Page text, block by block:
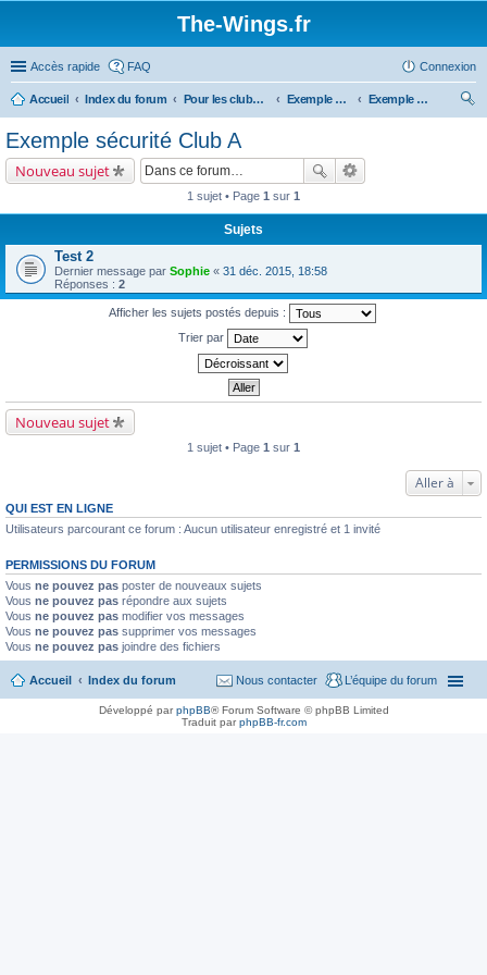
The-Wings.fr
Accès rapide FAQ Connexion
Accueil Index du forum Pour les clubs d'aéromodélisme Exemple Club A
Exemple sécurité Club A
Exemple sécurité Club A
Nouveau sujet
1 sujet • Page 1 sur 1
Sujets
Test 2
Dernier message par Sophie « 31 déc. 2015, 18:58
Réponses : 2
Afficher les sujets postés depuis :
Trier par
Nouveau sujet
1 sujet • Page 1 sur 1
Aller à
QUI EST EN LIGNE
Utilisateurs parcourant ce forum : Aucun utilisateur enregistré et 1 invité
PERMISSIONS DU FORUM
Vous ne pouvez pas poster de nouveaux sujets
Vous ne pouvez pas répondre aux sujets
Vous ne pouvez pas modifier vos messages
Vous ne pouvez pas supprimer vos messages
Vous ne pouvez pas joindre des fichiers
Accueil Index du forum L’équipe du forum
Nous contacter
Développé parphpBB® Forum Software © phpBB Limited
Traduit parphpBB-fr.com